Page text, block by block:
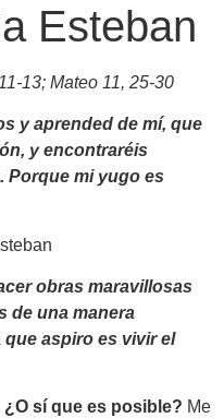
Esteban
13; Mateo 11, 25-30
y aprended de mí, que
y encontraréis
Porque mi yugo es
obras maravillosas
de una manera
aspiro es vivir el
sí que es posible? Me